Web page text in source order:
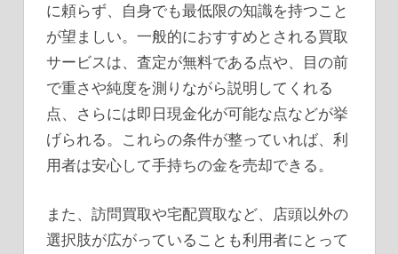
に頼らず、自身でも最低限の知識を持つこと
が望ましい。一般的におすすめとされる買取
サービスは、査定が無料である点や、目の前
で重さや純度を測りながら説明してくれる
点、さらには即日現金化が可能な点などが挙
げられる。これらの条件が整っていれば、利
用者は安心して手持ちの金を売却できる。
また、訪問買取や宅配買取など、店頭以外の
選択肢が広がっていることも利用者にとって